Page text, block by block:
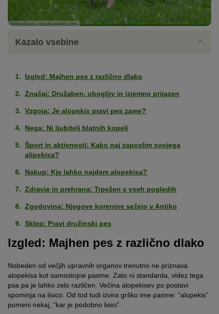
© thanasis / stock.adobe.com
Kazalo vsebine
Izgled: Majhen pes z različno dlako
Značaj: Družaben, ubogljiv in izjemno prijazen
Vzgoja: Je alopekis pravi pes zame?
Nega: Ni ljubitelj blatnih kopeli
Šport in aktivnosti: Kako naj zaposlim svojega
alipekisa?
Nakup: Kje lahko najdem alopekisa?
Zdravje in prehrana: Trpežen v vseh pogledih
Zgodovina: Njegove korenine sežejo v Antiko
Sklep: Pravi družinski pes
Izgled: Majhen pes z različno dlako
Nobeden od večjih upravnih organov trenutno ne priznava
alopekisa kot samostojne pasme. Zato ni standarda, videz tega
psa pa je lahko zelo različen. Večina alopekisev po postavi
spominja na lisico. Od tod tudi izvira grško ime pasme: “alopekis”
pomeni nekaj, “kar je podobno lisici”.